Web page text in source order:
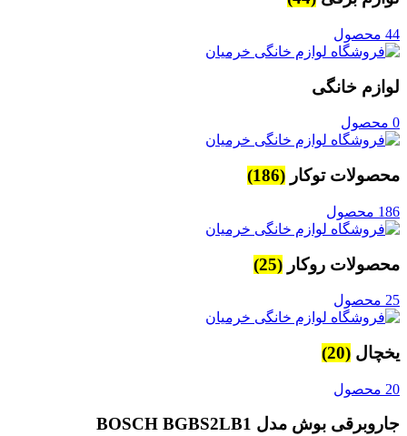
44 محصول
لوازم خانگی
0 محصول
محصولات توکار (186)
186 محصول
محصولات روکار (25)
25 محصول
یخچال (20)
20 محصول
جاروبرقی بوش مدل BOSCH BGBS2LB1